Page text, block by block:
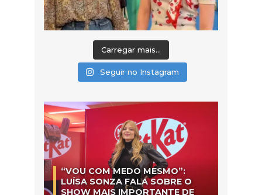
Carregar mais...
Seguir no Instagram
“VOU COM MEDO MESMO”:
LUÍSA SONZA FALA SOBRE O
SHOW MAIS IMPORTANTE DE